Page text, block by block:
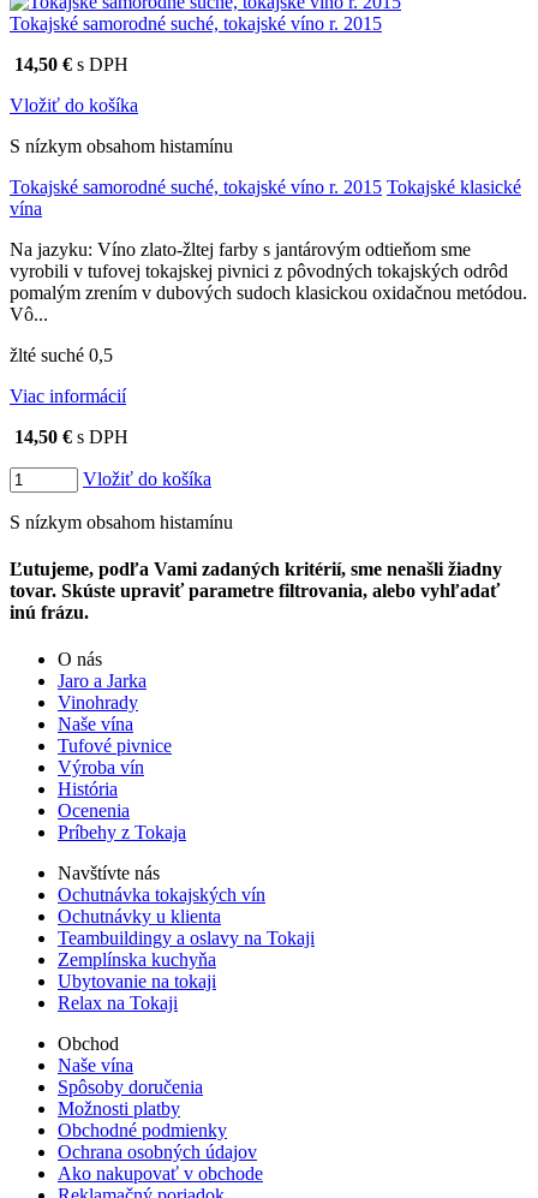
Vyrábame kvalitné odrodové a výberové vína. Ako prví sme
priniesli na slovenský trh sólo spracované vína z tokajských odrôd
Furmint, Lipovina a Muškát žltý reduktívnou technológiou. Hrozno
spracúvame najmodernejšími technológiami, vrátane riadenej
fermentácie.
Tokajské samorodné suché, tokajské víno r. 2015
14,50 € s DPH
Vložiť do košíka
S nízkym obsahom histamínu
Tokajské samorodné suché, tokajské víno r. 2015 Tokajské klasické
vína
Na jazyku: Víno zlato-žltej farby s jantárovým odtieňom sme
vyrobili v tufovej tokajskej pivnici z pôvodných tokajských odrôd
pomalým zrením v dubových sudoch klasickou oxidačnou metódou.
Vô...
žlté suché 0,5
Viac informácií
14,50 € s DPH
Vložiť do košíka
S nízkym obsahom histamínu
Ľutujeme, podľa Vami zadaných kritérií, sme nenašli žiadny
tovar. Skúste upraviť parametre filtrovania, alebo vyhľadať
inú frázu.
O nás
Jaro a Jarka
Vinohrady
Naše vína
Tufové pivnice
Výroba vín
História
Ocenenia
Príbehy z Tokaja
Navštívte nás
Ochutnávka tokajských vín
Ochutnávky u klienta
Teambuildingy a oslavy na Tokaji
Zemplínska kuchyňa
Ubytovanie na tokaji
Relax na Tokaji
Obchod
Naše vína
Spôsoby doručenia
Možnosti platby
Obchodné podmienky
Ochrana osobných údajov
Ako nakupovať v obchode